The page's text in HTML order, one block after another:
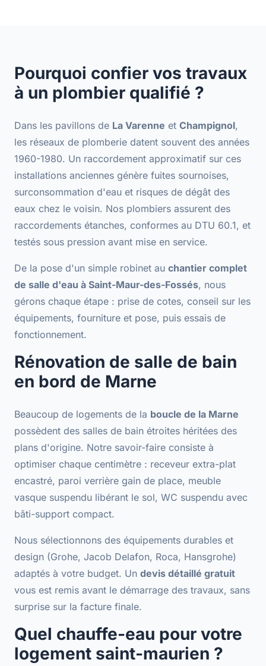
Pourquoi confier vos travaux
à un plombier qualifié ?
Dans les pavillons de La Varenne et Champignol,
les réseaux de plomberie datent souvent des années
1960-1980. Un raccordement approximatif sur ces
installations anciennes génère fuites sournoises,
surconsommation d'eau et risques de dégât des
eaux chez le voisin. Nos plombiers assurent des
raccordements étanches, conformes au DTU 60.1, et
testés sous pression avant mise en service.
De la pose d'un simple robinet au chantier complet
de salle d'eau à Saint-Maur-des-Fossés, nous
gérons chaque étape : prise de cotes, conseil sur les
équipements, fourniture et pose, puis essais de
fonctionnement.
Rénovation de salle de bain
en bord de Marne
Beaucoup de logements de la boucle de la Marne
possèdent des salles de bain étroites héritées des
plans d'origine. Notre savoir-faire consiste à
optimiser chaque centimètre : receveur extra-plat
encastré, paroi verrière gain de place, meuble
vasque suspendu libérant le sol, WC suspendu avec
bâti-support compact.
Nous sélectionnons des équipements durables et
design (Grohe, Jacob Delafon, Roca, Hansgrohe)
adaptés à votre budget. Un devis détaillé gratuit
vous est remis avant le démarrage des travaux, sans
surprise sur la facture finale.
Quel chauffe-eau pour votre
logement saint-maurien ?